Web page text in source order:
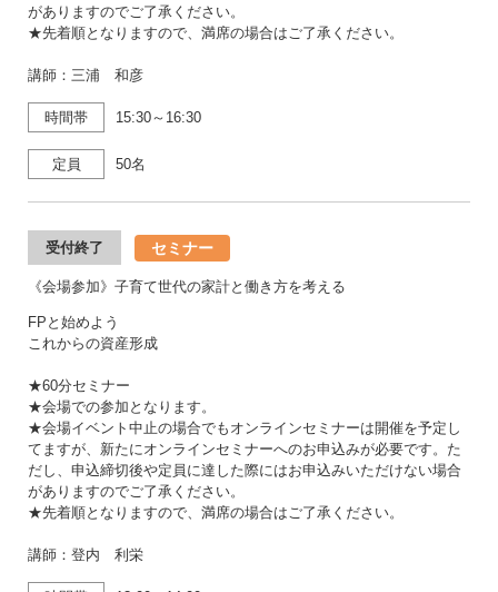
がありますのでご了承ください。
★先着順となりますので、満席の場合はご了承ください。
講師：三浦 和彦
時間帯 15:30～16:30
定員 50名
受付終了 セミナー
《会場参加》子育て世代の家計と働き方を考える
FPと始めよう
これからの資産形成
★60分セミナー
★会場での参加となります。
★会場イベント中止の場合でもオンラインセミナーは開催を予定し
てますが、新たにオンラインセミナーへのお申込みが必要です。た
だし、申込締切後や定員に達した際にはお申込みいただけない場合
がありますのでご了承ください。
★先着順となりますので、満席の場合はご了承ください。
講師：登内 利栄